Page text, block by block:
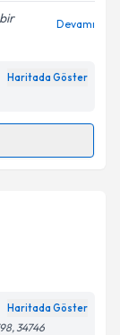
Aydınlatma
belirtilen
Devamı
Haritada Göster
almanız
Haritada Göster
34746